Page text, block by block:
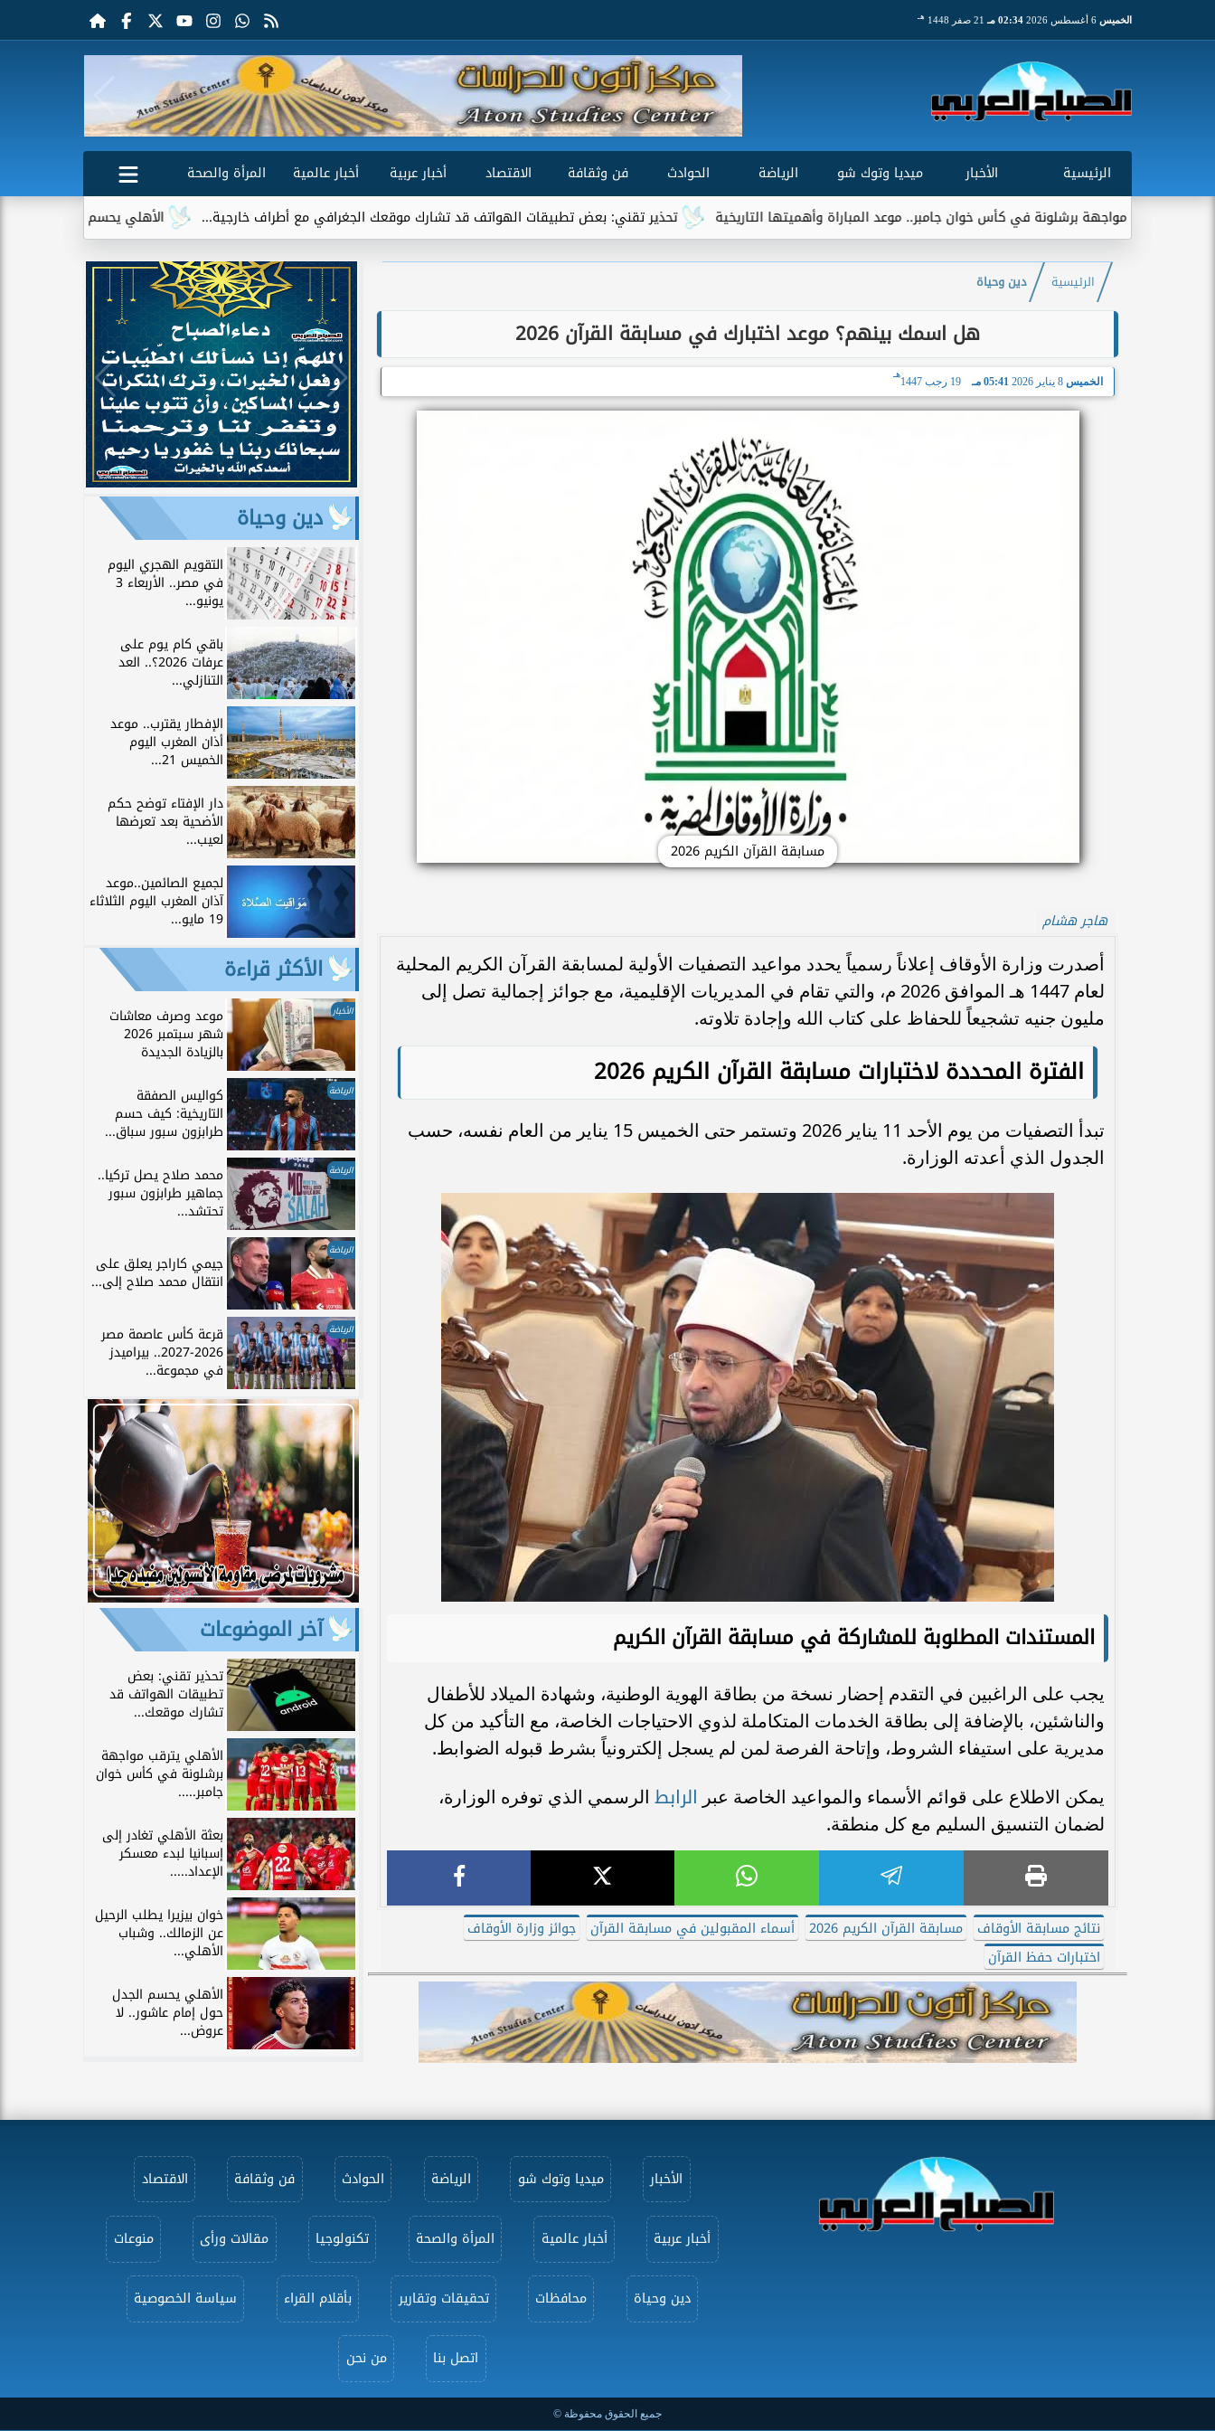
الخميس 02:34 مـ 21 صفر 1448 هـ
الرئيسية الأخبار ميديا وتوك شو الرياضة الحوادث فن وثقافة الاقتصاد أخبار عربية أخبار عالمية
المرأة والصحة
الأهلي يحسم الجدل حول إمام عاشور..
تحذير تقني: بعض تطبيقات الهواتف قد تشارك موقعك الجغرافي مع أطراف خارجية... مواجهة برشلونة في كأس خوان جامبر.. موعد المباراة وأهميتها التاريخية
الرئيسية دين وحياة
هل اسمك بينهم؟ موعد اختبارك في مسابقة القرآن 2026
الخميس 8 يناير 2026 05:41 مـ 19 رجب 1447
هـ
مسابقة القرآن الكريم 2026
هاجر هشام
أصدرت وزارة الأوقاف إعلاناً رسمياً يحدد مواعيد التصفيات الأولية لمسابقة القرآن الكريم المحلية
لعام 1447 هـ الموافق 2026 م، والتي تقام في المديريات الإقليمية، مع جوائز إجمالية تصل إلى
مليون جنيه تشجيعاً للحفاظ على كتاب الله وإجادة تلاوته.
الفترة المحددة لاختبارات مسابقة القرآن الكريم 2026
تبدأ التصفيات من يوم الأحد 11 يناير 2026 وتستمر حتى الخميس 15 يناير من العام نفسه، حسب
الجدول الذي أعدته الوزارة.
المستندات المطلوبة للمشاركة في مسابقة القرآن الكريم
يجب على الراغبين في التقدم إحضار نسخة من بطاقة الهوية الوطنية، وشهادة الميلاد للأطفال
والناشئين، بالإضافة إلى بطاقة الخدمات المتكاملة لذوي الاحتياجات الخاصة، مع التأكيد من كل
مديرية على استيفاء الشروط، وإتاحة الفرصة لمن لم يسجل إلكترونياً بشرط قبوله الضوابط.
يمكن الاطلاع على قوائم الأسماء والمواعيد الخاصة عبر الرابط الرسمي الذي توفره الوزارة،
لضمان التنسيق السليم مع كل منطقة.
نتائج مسابقة الأوقاف مسابقة القرآن الكريم 2026 أسماء المقبولين في مسابقة القرآن
جوائز وزارة الأوقاف
اختبارات حفظ القرآن
دين وحياة
التقويم الهجري اليوم
في مصر.. الأربعاء 3
يونيو...
باقي كام يوم على
عرفات 2026؟.. العد
التنازلي...
الإفطار يقترب.. موعد
أذان المغرب اليوم
الخميس 21...
دار الإفتاء توضح حكم
الأضحية بعد تعرضها
لعيب...
لجميع الصائمين..موعد
آذان المغرب اليوم الثلاثاء
19 مايو...
الأكثر قراءة
الأخبار موعد وصرف معاشات
شهر سبتمبر 2026
بالزيادة الجديدة
الرياضة كواليس الصفقة
التاريخية: كيف حسم
طرابزون سبور سباق...
الرياضة محمد صلاح يصل تركيا..
جماهير طرابزون سبور
تحتشد...
الرياضة
جيمي كاراجر يعلق على
انتقال محمد صلاح إلى...
الرياضة قرعة كأس عاصمة مصر
2026-2027.. بيراميدز
في مجموعة...
آخر الموضوعات
تحذير تقني: بعض
تطبيقات الهواتف قد
تشارك موقعك...
الأهلي يترقب مواجهة
برشلونة في كأس خوان
جامبر.....
بعثة الأهلي تغادر إلى
إسبانيا لبدء معسكر
الإعداد.....
خوان بيزيرا يطلب الرحيل
عن الزمالك.. وشباب
الأهلي...
الأهلي يحسم الجدل
حول إمام عاشور.. لا
عروض...
الأخبار ميديا وتوك شو الرياضة الحوادث فن وثقافة الاقتصاد
أخبار عربية أخبار عالمية المرأة والصحة تكنولوجيا مقالات ورأى منوعات
دين وحياة محافظات تحقيقات وتقارير بأقلام القراء سياسة الخصوصية
اتصل بنا من نحن
جميع الحقوق محفوظة ©